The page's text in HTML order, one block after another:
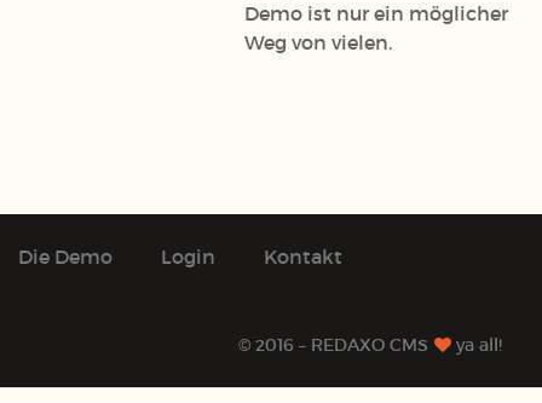
Demo ist nur ein möglicher
Weg von vielen.
Die Demo Login Kontakt
© 2016 – REDAXO CMS ya all!